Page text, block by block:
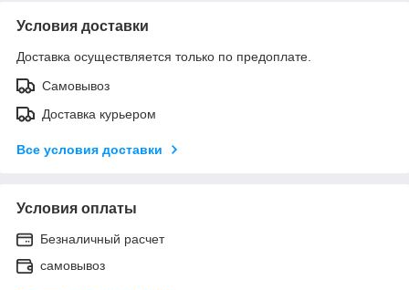
Условия доставки
Доставка осуществляется только по предоплате.
Самовывоз
Доставка курьером
Все условия доставки
Условия оплаты
Безналичный расчет
самовывоз